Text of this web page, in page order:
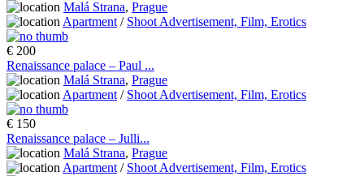
Malá Strana, Prague
Apartment / Shoot Advertisement, Film, Erotics
€ 200
Renaissance palace – Paul ...
Malá Strana, Prague
Apartment / Shoot Advertisement, Film, Erotics
€ 150
Renaissance palace – Julli...
Malá Strana, Prague
Apartment / Shoot Advertisement, Film, Erotics